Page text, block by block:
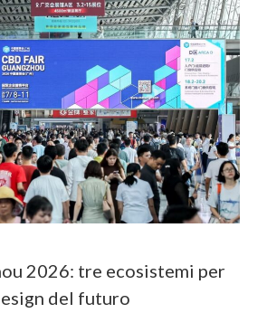
2026: tre ecosistemi per
del futuro